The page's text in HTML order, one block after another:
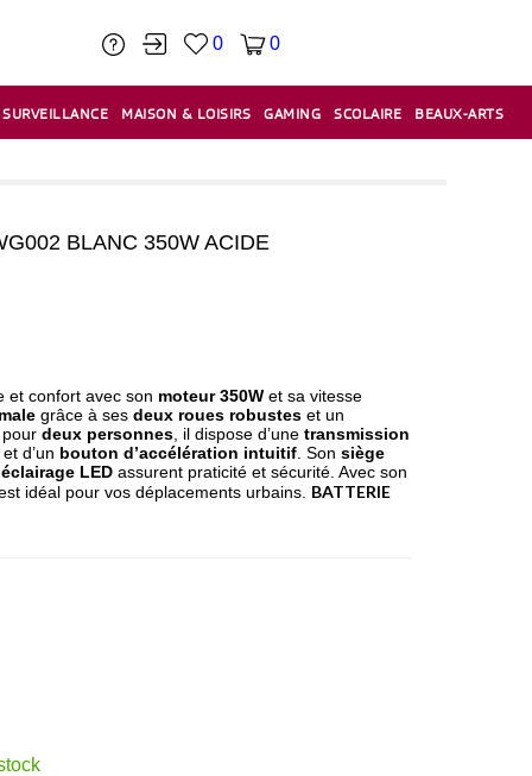
0 0
SURVEILLANCE MAISON & LOISIRS GAMING SCOLAIRE BEAUX-ARTS
BLANC 350W ACIDE
et confort avec son moteur 350Wet sa vitesse
grâce à ses deux roues robusteset un
pour deux personnes, il dispose d’une transmission
d’un bouton d’accélération intuitif. Son siège
éclairage LEDassurent praticité et sécurité. Avec son
idéal pour vos déplacements urbains. BATTERIE